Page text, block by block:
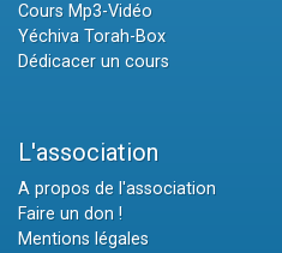
Cours Mp3-Vidéo
Yéchiva Torah-Box
Dédicacer un cours
L'association
A propos de l'association
Faire un don !
Mentions légales